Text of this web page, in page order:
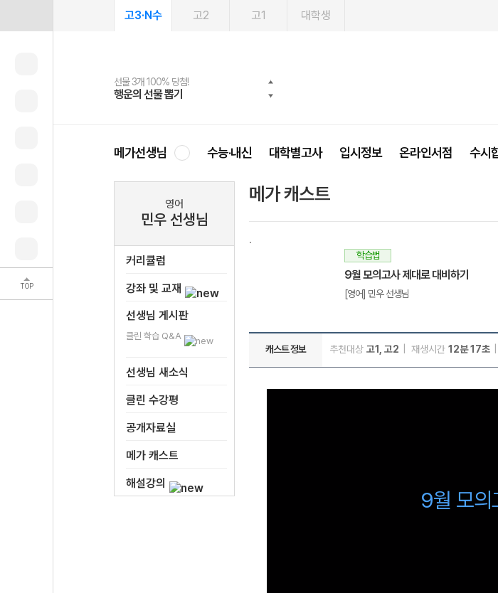
TOP
고3·N수 고2 고1 대학생
선물 3개 100% 당첨!
행운의 선물 뽑기
선물 100% 증정!
메가스터디 X 올리브
여름방학 스터디 캐시백
메가런 썸머스쿨
2027 러셀 단과
강사 공개선발
스마트러닝앱
설문 EVENT
메가패스
3일 무료 체험권
메가패스 수강생 무료혜택!
메가클럽 멤버십
사회공헌 캠페인
희망이룸 메가나눔
메가선생님 수능·내신 대학별고사 입시정보 온라인서점 수시
영어
민우 선생님
커리큘럼
강좌 및 교재
선생님 게시판
클린 학습 Q&A
선생님 새소식
클린 수강평
공개자료실
메가 캐스트
해설강의
메가 캐스트
학습법
9월 모의고사 제대로 대비하기
[영어] 민우 선생님
캐스트 정보 추천대상 고1, 고2 재생시간 12분 17초
9월 모의